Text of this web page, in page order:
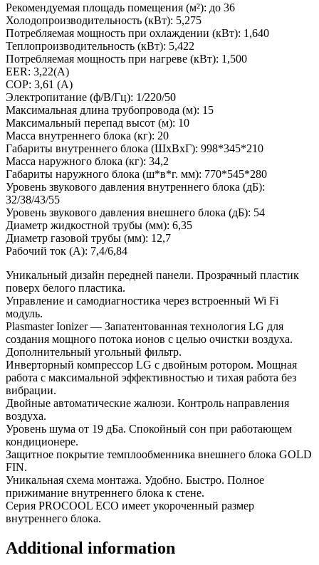
Рекомендуемая площадь помещения (м²): до 36
Холодопроизводительность (кВт): 5,275
Потребляемая мощность при охлаждении (кВт): 1,640
Теплопроизводительность (кВт): 5,422
Потребляемая мощность при нагреве (кВт): 1,500
EER: 3,22(A)
COP: 3,61 (А)
Электропитание (ф/В/Гц): 1/220/50
Максимальная длина трубопровода (м): 15
Максимальный перепад высот (м): 10
Масса внутреннего блока (кг): 20
Габариты внутреннего блока (ШхВхГ): 998*345*210
Масса наружного блока (кг): 34,2
Габариты наружного блока (ш*в*г. мм): 770*545*280
Уровень звукового давления внутреннего блока (дБ):
32/38/43/55
Уровень звукового давления внешнего блока (дБ): 54
Диаметр жидкостной трубы (мм): 6,35
Диаметр газовой трубы (мм): 12,7
Рабочий ток (А): 7,4/6,84
Уникальный дизайн передней панели. Прозрачный пластик
поверх белого пластика.
Управление и самодиагностика через встроенный Wi Fi
модуль.
Plasmaster Ionizer — Запатентованная технология LG для
создания мощного потока ионов с целью очистки воздуха.
Дополнительный угольный фильтр.
Инверторный компрессор LG с двойным ротором. Мощная
работа с максимальной эффективностью и тихая работа без
вибрации.
Двойные автоматические жалюзи. Контроль направления
воздуха.
Уровень шума от 19 дБа. Спокойный сон при работающем
кондиционере.
Защитное покрытие темплообменника внешнего блока GOLD
FIN.
Уникальная схема монтажа. Удобно. Быстро. Полное
прижимание внутреннего блока к стене.
Серия PROCOOL ECO имеет укороченный размер
внутреннего блока.
Additional information